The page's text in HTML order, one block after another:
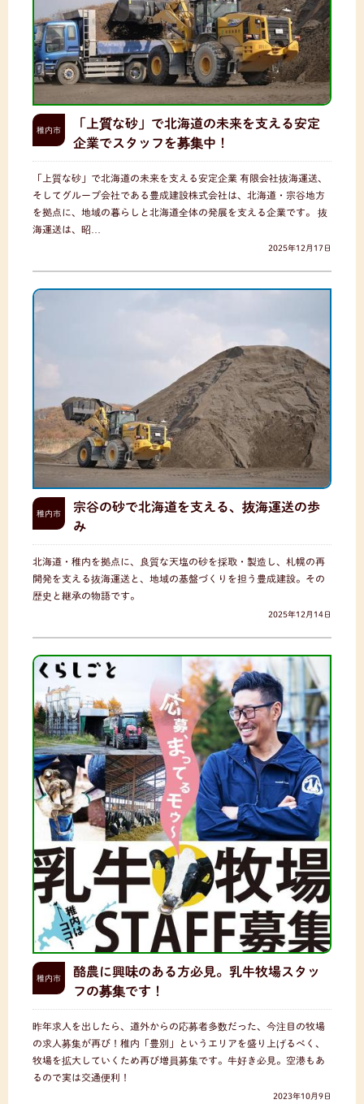
稚内市
「上質な砂」で北海道の未来を支える安定
企業でスタッフを募集中！
「上質な砂」で北海道の未来を支える安定企業 有限会社抜海運送、
そしてグループ会社である豊成建設株式会社は、北海道・宗谷地方
を拠点に、地域の暮らしと北海道全体の発展を支える企業です。 抜
海運送は、昭…
2025年12月17日
稚内市
宗谷の砂で北海道を支える、抜海運送の歩
み
北海道・稚内を拠点に、良質な天塩の砂を採取・製造し、札幌の再
開発を支える抜海運送と、地域の基盤づくりを担う豊成建設。その
歴史と継承の物語です。
2025年12月14日
稚内市
酪農に興味のある方必見。乳牛牧場スタッ
フの募集です！
昨年求人を出したら、道外からの応募者多数だった、今注目の牧場
の求人募集が再び！稚内「豊別」というエリアを盛り上げるべく、
牧場を拡大していくため再び増員募集です。牛好き必見。空港もあ
るので実は交通便利！
2023年10月9日